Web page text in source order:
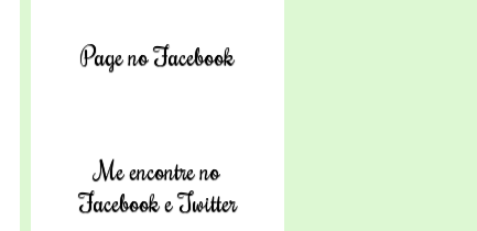
Page no Facebook
Me encontre no
Facebook e Twitter